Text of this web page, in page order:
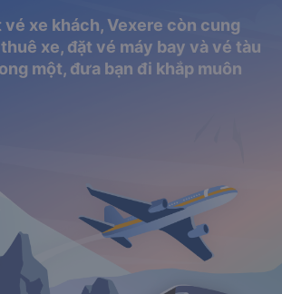
vé xe khách, Vexere còn cung
xe, đặt vé máy bay và vé tàu
một, đưa bạn đi khắp muôn